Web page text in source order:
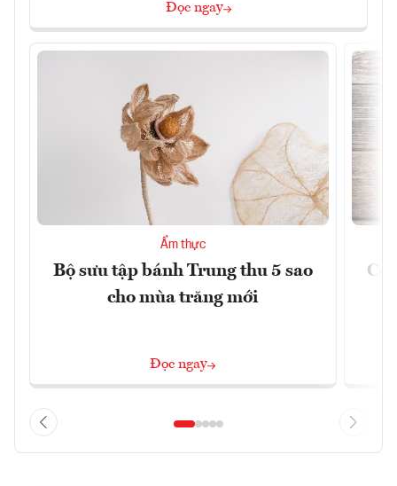
Đọc ngay
Ẩm thực
Bộ sưu tập bánh Trung thu 5 sao
cho mùa trăng mới
Đọc ngay